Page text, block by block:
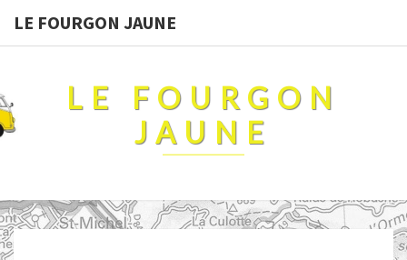
LE FOURGON JAUNE
LE FOURGON
JAUNE